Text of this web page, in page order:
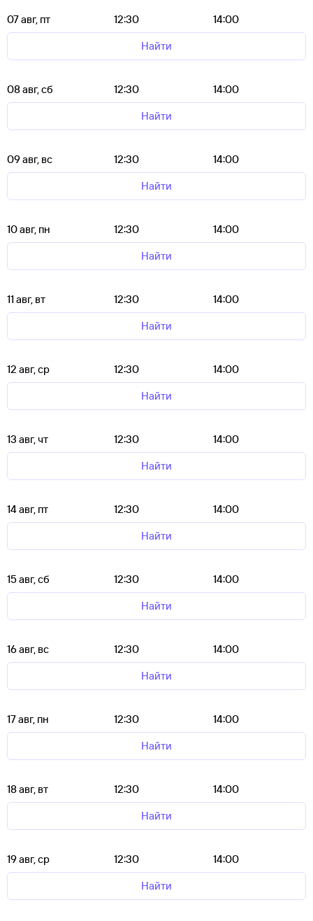
07 авг, пт 12:30
14:00
Найти
08 авг, сб 12:30
14:00
Найти
09 авг, вс 12:30
14:00
Найти
10 авг, пн 12:30
14:00
Найти
11 авг, вт 12:30
14:00
Найти
12 авг, ср 12:30
14:00
Найти
13 авг, чт 12:30
14:00
Найти
14 авг, пт 12:30
14:00
Найти
15 авг, сб 12:30
14:00
Найти
16 авг, вс 12:30
14:00
Найти
17 авг, пн 12:30
14:00
Найти
18 авг, вт 12:30
14:00
Найти
19 авг, ср 12:30
14:00
Найти